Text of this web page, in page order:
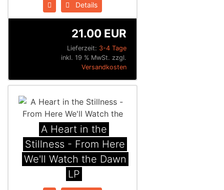
Details
Lieferzeit: 3-4 Tage
21.00 EUR
inkl. 19 % MwSt. zzgl.
Versandkosten
A Heart in the
Stillness - From Here
We'll Watch the Dawn
LP